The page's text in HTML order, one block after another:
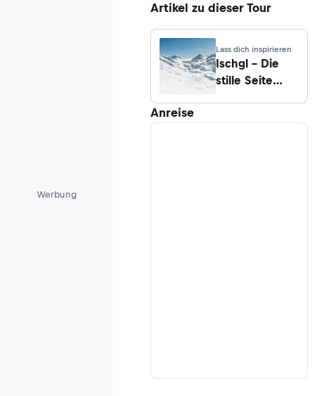
Werbung
Artikel zu dieser Tour
Lass dich inspirieren
Ischgl – Die
stille Seite
Anreise